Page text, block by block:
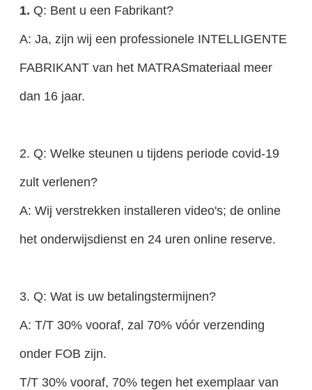
1. Q: Bent u een Fabrikant?
A: Ja, zijn wij een professionele INTELLIGENTE
FABRIKANT van het MATRASmateriaal meer
dan 16 jaar.
2. Q: Welke steunen u tijdens periode covid-19
zult verlenen?
A: Wij verstrekken installeren video's; de online
het onderwijsdienst en 24 uren online reserve.
3. Q: Wat is uw betalingstermijnen?
A: T/T 30% vooraf, zal 70% vóór verzending
onder FOB zijn.
T/T 30% vooraf, 70% tegen het exemplaar van